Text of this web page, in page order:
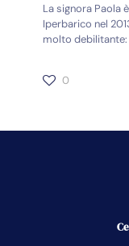
La signora Paola
Iperbarico nel
molto debilitante:
0